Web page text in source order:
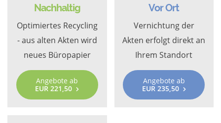
Nachhaltig
Optimiertes Recycling
- aus alten Akten wird
neues Büropapier
Angebote ab
EUR 221,50
Vor Ort
Vernichtung der
Akten erfolgt direkt an
Ihrem Standort
Angebote ab
EUR 235,50